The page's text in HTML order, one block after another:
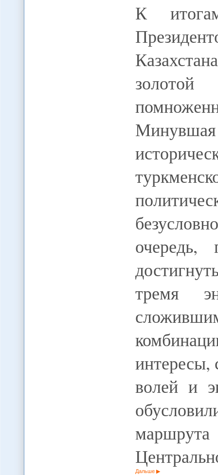
К
очередь,
тремя
интересы,
волей и
Дальше